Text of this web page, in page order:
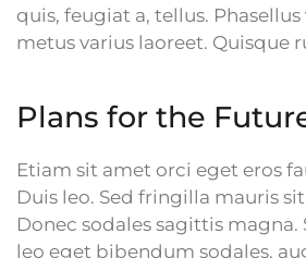
quis, feugiat a, tellus.
metus varius laoreet. Quisque
Plans for the
Etiam sit amet orci eget eros
Duis leo. Sed fringilla mauris
Donec sodales sagittis magna.
leo eget bibendum sodales,